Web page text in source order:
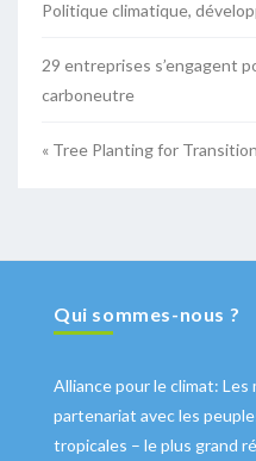
Politique climatique,
29 entreprises s’engagent
carboneutre
« Tree Planting for
Qui sommes-nous ?
Alliance pour le climat:
partenariat avec les
tropicales – le plus grand